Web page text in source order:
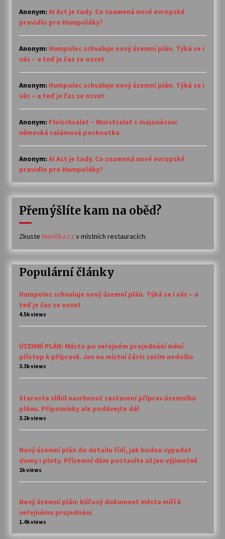
Anonym: AI Act je tady. Co znamená nové evropské
pravidlo pro Humpoláky?
Anonym: Humpolec schvaluje nový územní plán. Týká se i
vás – a teď je čas se ozvat
Anonym: Humpolec schvaluje nový územní plán. Týká se i
vás – a teď je čas se ozvat
Anonym: Fleischsalat – Wurstsalat s majonézou:
německá salámová pochoutka
Anonym: AI Act je tady. Co znamená nové evropské
pravidlo pro Humpoláky?
Přemýšlíte kam na oběd?
Zkuste Meníčka.cz v místních restauracích.
Populární články
Humpolec schvaluje nový územní plán. Týká se i vás – a
teď je čas se ozvat
4.5k views
ÚZEMNÍ PLÁN: Město po veřejném projednání mění
přístup k přípravě. Jen na místní části zatím nedošlo
3.3k views
Starosta slíbil navrhnout zastavení příprav územního
plánu. Připomínky ale podávejte dál
3.2k views
Nový územní plán do detailu řídí, jak budou vypadat
domy i ploty. Přízemní dům postavíte už jen výjimečně
2k views
Nový územní plán: klíčový dokument města míří k
veřejnému projednání
1.4k views